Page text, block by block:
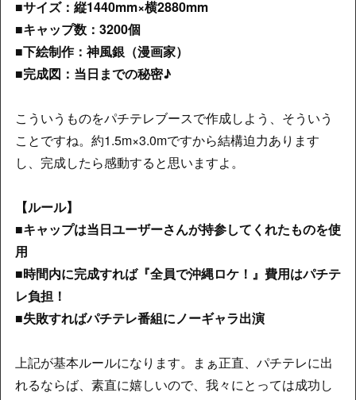
■サイズ：縦1440mm×横2880mm
■キャップ数：3200個
■下絵制作：神風銀（漫画家）
■完成図：当日までの秘密♪
こういうものをパチテレブースで作成しよう、そういう
ことですね。約1.5m×3.0mですから結構迫力あります
し、完成したら感動すると思いますよ。
【ルール】
■キャップは当日ユーザーさんが持参してくれたものを使
用
■時間内に完成すれば『全員で沖縄ロケ！』費用はパチテ
レ負担！
■失敗すればパチテレ番組にノーギャラ出演
上記が基本ルールになります。まぁ正直、パチテレに出
れるならば、素直に嬉しいので、我々にとっては成功し